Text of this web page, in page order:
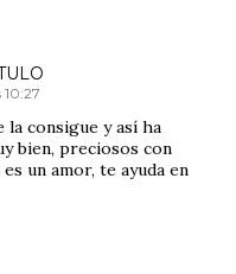
10:27
la consigue y así ha
bien, preciosos con
un amor, te ayuda en